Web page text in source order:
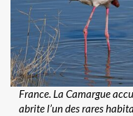
France. La Camargue
abrite l’un des rares